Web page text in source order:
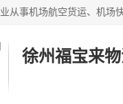
徐州福宝来